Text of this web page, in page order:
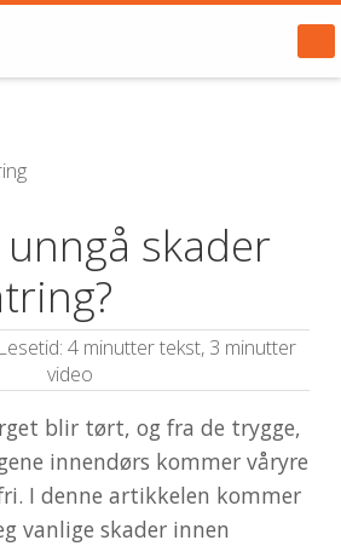
skader
4 minutter tekst, 3 minutter
video
blir tørt, og fra de trygge,
innendørs kommer våryre
I denne artikkelen kommer
vanlige skader innen